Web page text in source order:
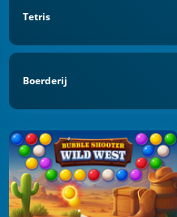
Tetris
Boerderij